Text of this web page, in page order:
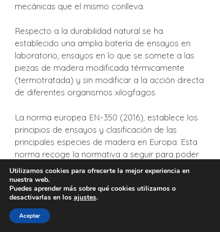
mecánicas que el mismo conlleva.
Respecto a la durabilidad natural se ha
establecido una amplia batería de ensayos en
laboratorio, ensayos en lo que se somete a las
piezas de madera modificada térmicamente
(termotratada) y sin modificar a la acción directa
de diferentes organismos xilogfagos.
La norma europea EN-350 (2016), establece los
principios de ensayos y clasificación de las
principales especies de madera en Europa. Esta
norma recoge la normativa a seguir para poder
clasificar la impregnabilidad y la durabilidad de la
madera, en función del tipo de agente xilófago.
Por ello, en este trabajo se está evaluando la
durabilidad de maderas de
termotratado a 200ºC, frente al ataque de
Utilizamos cookies para ofrecerte la mejor experiencia en
nuestra web.
Puedes aprender más sobre qué cookies utilizamos o
desactivarlas en los ajustes.
Aceptar